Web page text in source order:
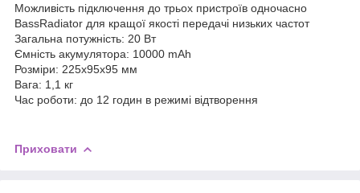
Можливість підключення до трьох пристроїв одночасно
BassRadiator для кращої якості передачі низьких частот
Загальна потужність: 20 Вт
Ємність акумулятора: 10000 mAh
Розміри: 225x95x95 мм
Вага: 1,1 кг
Час роботи: до 12 годин в режимі відтворення
Приховати